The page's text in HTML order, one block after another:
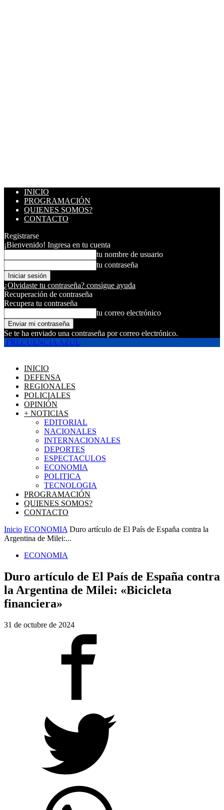
INICIO
PROGRAMACIÓN
QUIENES SOMOS?
CONTACTO
Registrarse
¡Bienvenido! Ingresa en tu cuenta
tu nombre de usuario
tu contraseña
¿Olvidaste tu contraseña? consigue ayuda
Recuperación de contraseña
Recupera tu contraseña
tu correo electrónico
Se te ha enviado una contraseña por correo electrónico.
FRECUENCIA AZUL
INICIO
DEFENSA
REGIONALES
POLICIALES
OPINIÓN
+ NOTICIAS
EDITORIAL
NACIONALES
INTERNACIONALES
DEPORTES
ESPECTACULOS
ECONOMIA
POLITICA
TECNOLOGIA
PROGRAMACIÓN
QUIENES SOMOS?
CONTACTO
Inicio ECONOMIA Duro artículo de El País de España contra la
Argentina de Milei:...
ECONOMIA
Duro artículo de El País de España contra
la Argentina de Milei: «Bicicleta
financiera»
31 de octubre de 2024